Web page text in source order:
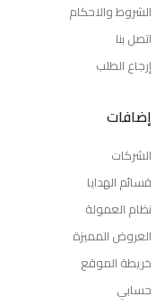
الشروط والاحكام
اتصل بنا
إرجاع الطلب
إضافات
الشركات
قسائم الهدايا
نظام العمولة
العروض المميزة
خريطة الموقع
حسابي